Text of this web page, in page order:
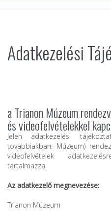
Adatkezelési
a Trianon Múzeum
és videofelvételekkel
Jelen adatkezelési
továbbiakban: Múzeum)
videofelvételek
tartalmazza.
Az adatkezelő megnevezése:
Trianon Múzeum